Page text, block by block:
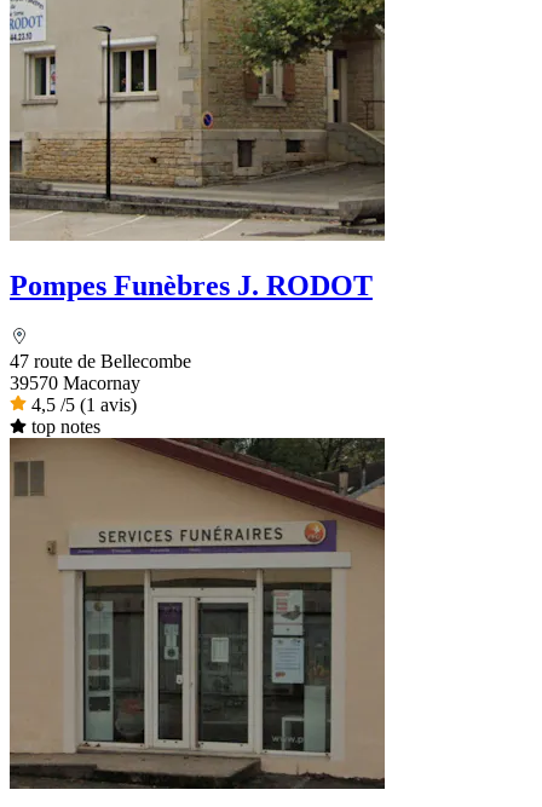
Pompes Funèbres J. RODOT
47 route de Bellecombe
39570 Macornay
4,5 /5 (1 avis)
top notes